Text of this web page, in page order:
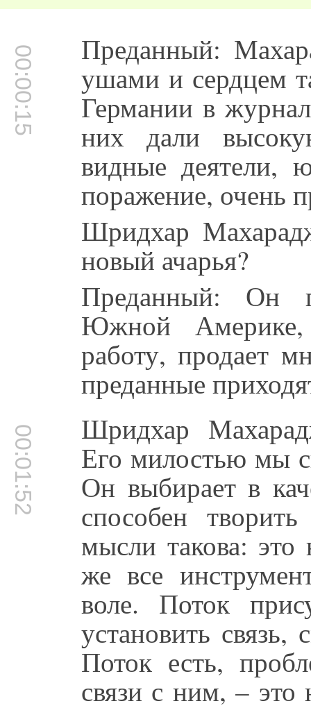
00:00:15 Преданный:
ушами и сердцем
Германии в
них дали
видные деятели,
поражение, очень
Шридхар
новый ачарья?
Преданный: Он
Южной Америке,
работу, продает
преданные
00:01:52 Шридхар
Его милостью мы
Он выбирает в
способен
мысли такова:
же все
воле. Поток
установить
Поток есть,
связи с ним, –